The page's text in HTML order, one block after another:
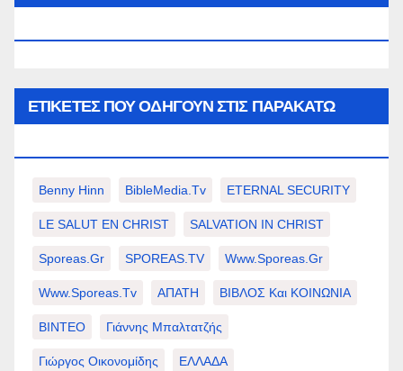
ΕΤΙΚΈΤΕΣ ΠΟΥ ΟΔΗΓΟΎΝ ΣΤΙΣ ΠΑΡΑΚΆΤΩ
Benny Hinn BibleMedia.tv ETERNAL SECURITY
LE SALUT EN CHRIST SALVATION IN CHRIST
Sporeas.gr SPOREAS.TV Www.sporeas.gr
Www.sporeas.tv ΑΠΑΤΗ ΒΙΒΛΟΣ Και ΚΟΙΝΩΝΙΑ
ΒΙΝΤΕΟ Γιάννης Μπαλτατζής
Γιώργος Οικονομίδης ΕΛΛΑΔΑ